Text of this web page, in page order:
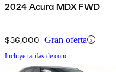
2024 Acura MDX FWD
$36,000 Gran oferta
Incluye tarifas de conc.